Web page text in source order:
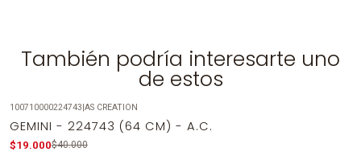
También podría interesarte uno
de estos
100710000224743 AS CREATION
GEMINI - 224743 (64 CM) - A.C.
$19.000$40.000